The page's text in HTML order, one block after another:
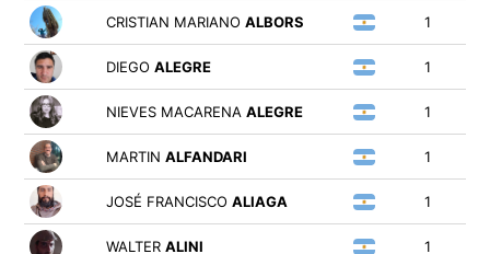
CRISTIAN MARIANO ALBORS 1
DIEGO ALEGRE 1
NIEVES MACARENA ALEGRE 1
MARTIN ALFANDARI 1
JOSÉ FRANCISCO ALIAGA 1
WALTER ALINI 1